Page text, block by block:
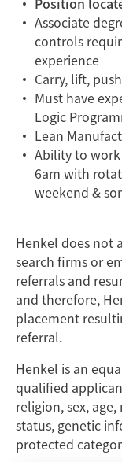
Associate
controls
experience
Carry, lift,
Must have
Logic
Lean
Ability to work
6am with
weekend &
Henkel does not
search firms or
referrals and
and therefore,
placement
referral.
Henkel is an
qualified
religion, sex,
status, genetic
protected